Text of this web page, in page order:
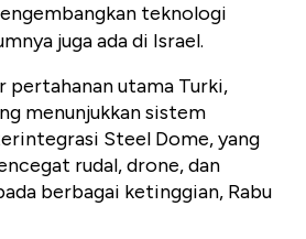
teknologi
juga ada di Israel.
pertahanan utama Turki,
menunjukkan sistem
Steel Dome, yang
rudal, drone, dan
berbagai ketinggian, Rabu